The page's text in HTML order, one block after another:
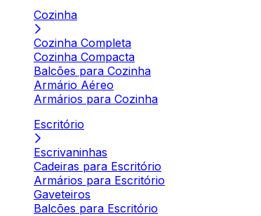
Cozinha
Cozinha Completa
Cozinha Compacta
Balcões para Cozinha
Armário Aéreo
Armários para Cozinha
Escritório
Escrivaninhas
Cadeiras para Escritório
Armários para Escritório
Gaveteiros
Balcões para Escritório